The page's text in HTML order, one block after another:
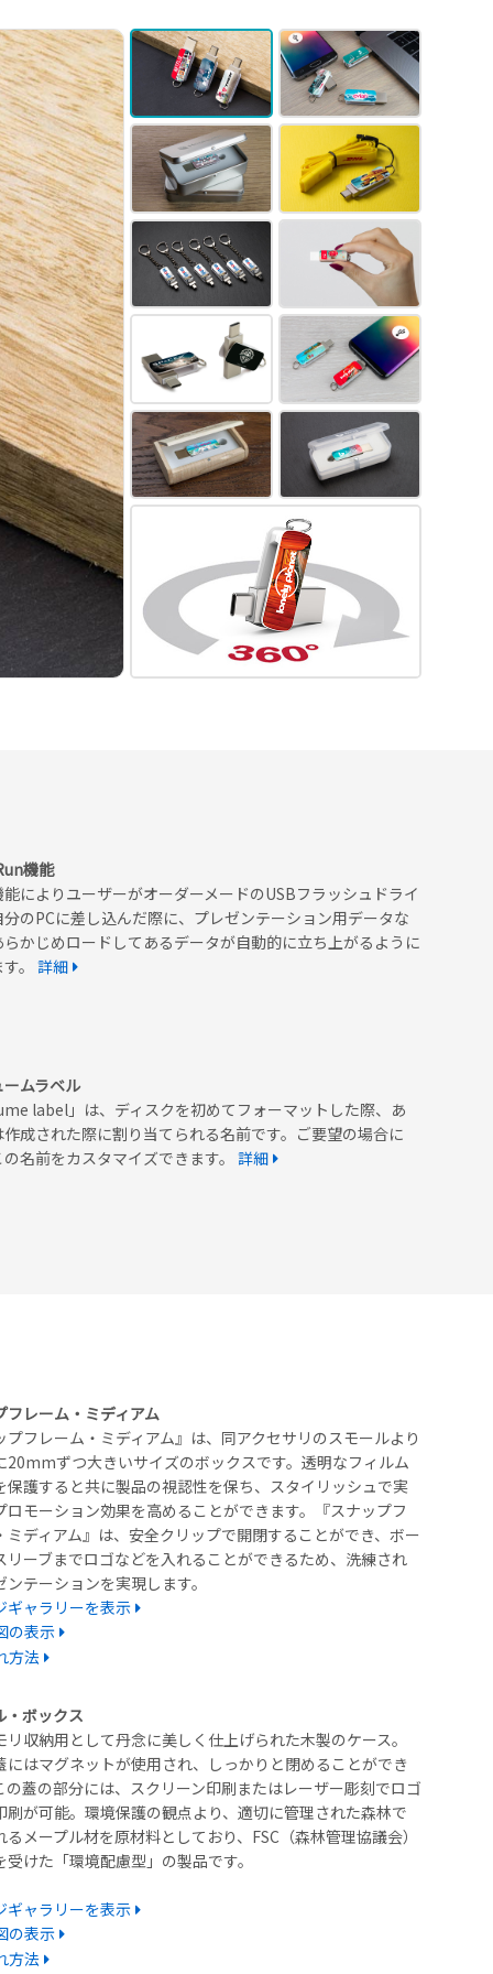
機能
能によりユーザーがオーダーメードのUSBフラッシュドライ
分のPCに差し込んだ際に、プレゼンテーション用データな
らかじめロードしてあるデータが自動的に立ち上がるように
す。詳細
ムラベル
label」は、ディスクを初めてフォーマットした際、あ
作成された際に割り当てられる名前です。ご要望の場合に
の名前をカスタマイズできます。詳細
フレーム・ミディアム
プフレーム・ミディアム』は、同アクセサリのスモールより
20mmずつ大きいサイズのボックスです。透明なフィルム
保護すると共に製品の視認性を保ち、スタイリッシュで実
ロモーション効果を高めることができます。『スナップフ
ミディアム』は、安全クリップで開閉することができ、ボー
リーブまでロゴなどを入れることができるため、洗練され
ンテーションを実現します。
ギャラリーを表示
の表示
方法
・ボックス
リ収納用として丹念に美しく仕上げられた木製のケース。
にはマグネットが使用され、しっかりと閉めることができ
の蓋の部分には、スクリーン印刷またはレーザー彫刻でロゴ
刷が可能。環境保護の観点より、適切に管理された森林で
るメープル材を原材料としており、FSC（森林管理協議会）
受けた「環境配慮型」の製品です。
ギャラリーを表示
の表示
方法